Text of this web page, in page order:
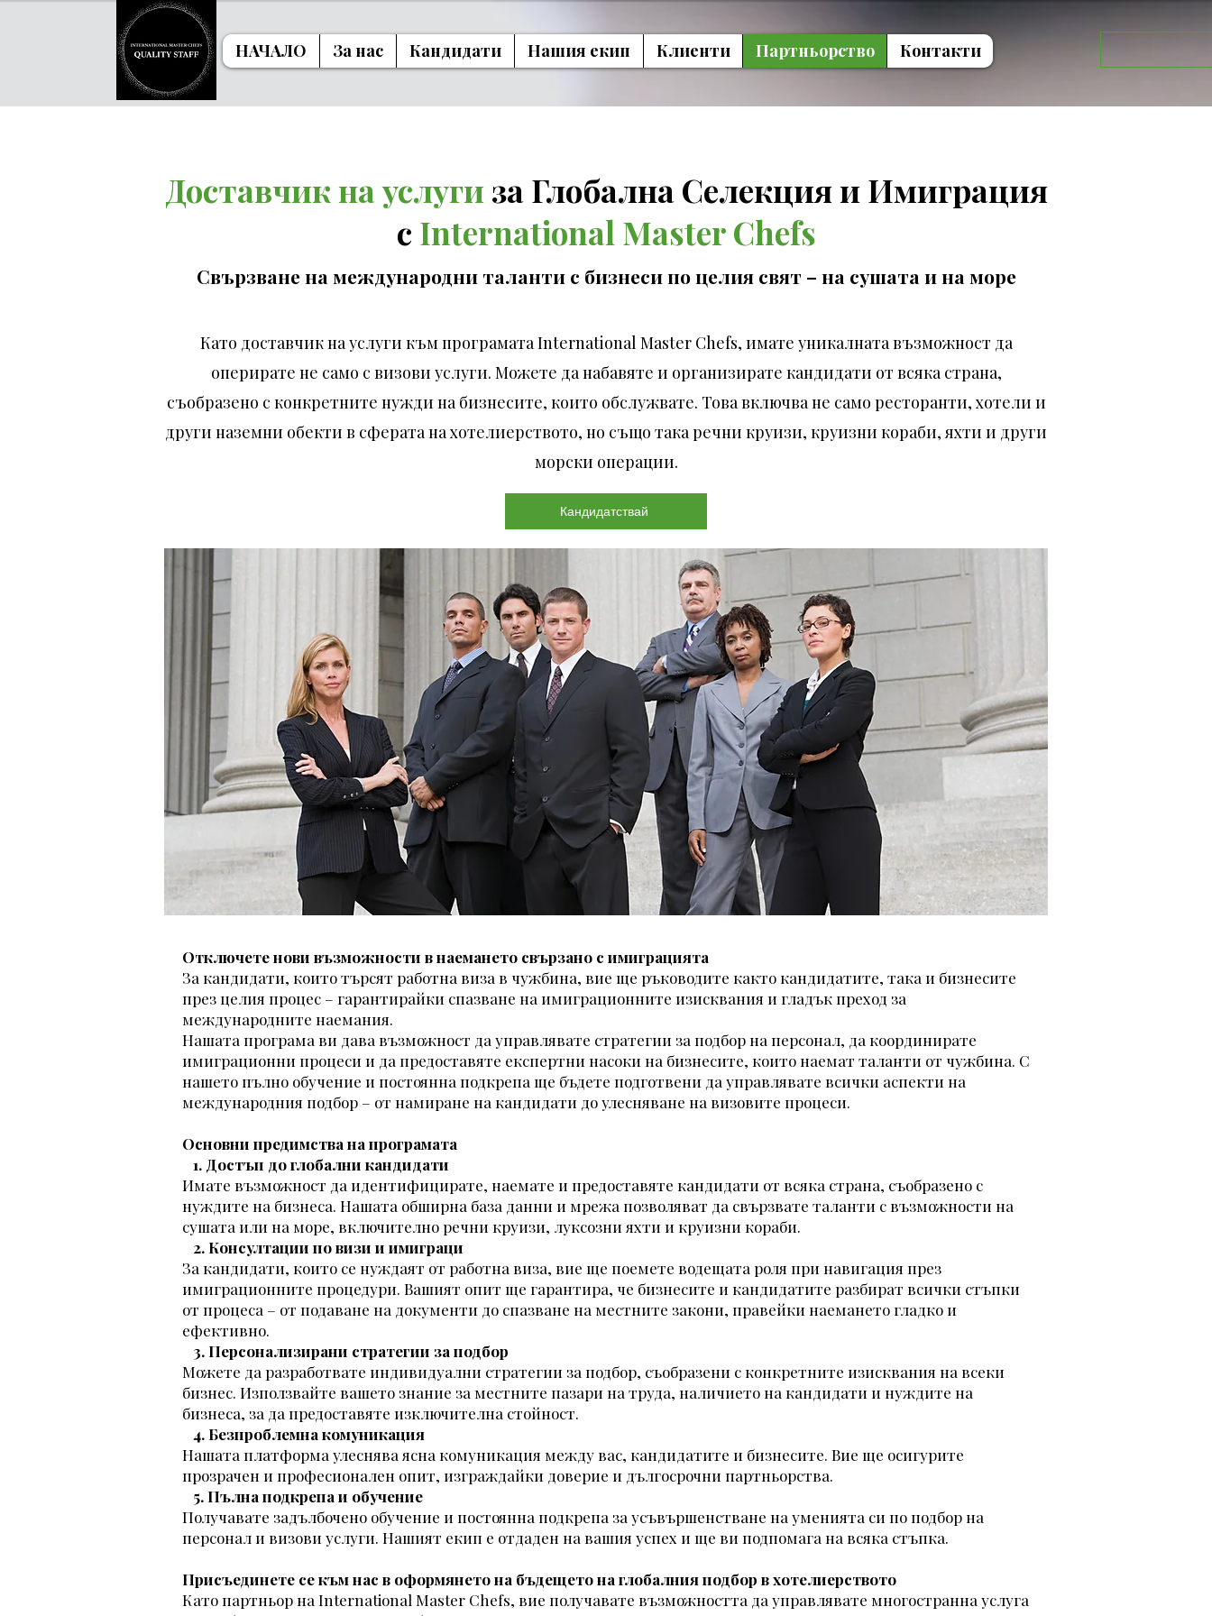
НАЧАЛО За нас Кандидати Нашия екип Клиенти Партньорство Контакти
Доставчик на услугиза Глобална Селекция и Имиграция
с International Master Chefs
Свързване на международни таланти с бизнеси по целия свят – на сушата и на море
Като доставчик на услуги към програмата International Master Chefs, имате уникалната възможност да
оперирате не само с визови услуги. Можете да набавяте и организирате кандидати от всяка страна,
съобразено с конкретните нужди на бизнесите, които обслужвате. Това включва не само ресторанти, хотели и
други наземни обекти в сферата на хотелиерството, но също така речни круизи, круизни кораби, яхти и други
морски операции.
Кандидатствай
Отключете нови възможности в наемането свързано с имиграцията
За кандидати, които търсят работна виза в чужбина, вие ще ръководите както кандидатите, така и бизнесите
през целия процес – гарантирайки спазване на имиграционните изисквания и гладък преход за
международните наемания.
Нашата програма ви дава възможност да управлявате стратегии за подбор на персонал, да координирате
имиграционни процеси и да предоставяте експертни насоки на бизнесите, които наемат таланти от чужбина. С
нашето пълно обучение и постоянна подкрепа ще бъдете подготвени да управлявате всички аспекти на
международния подбор – от намиране на кандидати до улесняване на визовите процеси.
Основни предимства на програмата
1. Достъп до глобални кандидати
Имате възможност да идентифицирате, наемате и предоставяте кандидати от всяка страна, съобразено с
нуждите на бизнеса. Нашата обширна база данни и мрежа позволяват да свързвате таланти с възможности на
сушата или на море, включително речни круизи, луксозни яхти и круизни кораби.
2. Консултации по визи и имиграци
За кандидати, които се нуждаят от работна виза, вие ще поемете водещата роля при навигация през
имиграционните процедури. Вашият опит ще гарантира, че бизнесите и кандидатите разбират всички стъпки
от процеса – от подаване на документи до спазване на местните закони, правейки наемането гладко и
ефективно.
3. Персонализирани стратегии за подбор
Можете да разработвате индивидуални стратегии за подбор, съобразени с конкретните изисквания на всеки
бизнес. Използвайте вашето знание за местните пазари на труда, наличието на кандидати и нуждите на
бизнеса, за да предоставяте изключителна стойност.
4. Безпроблемна комуникация
Нашата платформа улеснява ясна комуникация между вас, кандидатите и бизнесите. Вие ще осигурите
прозрачен и професионален опит, изграждайки доверие и дългосрочни партньорства.
5. Пълна подкрепа и обучение
Получавате задълбочено обучение и постоянна подкрепа за усъвършенстване на уменията си по подбор на
персонал и визови услуги. Нашият екип е отдаден на вашия успех и ще ви подпомага на всяка стъпка.
Присъединете се към нас в оформянето на бъдещето на глобалния подбор в хотелиерството
Като партньор на International Master Chefs, вие получавате възможността да управлявате многостранна услуга